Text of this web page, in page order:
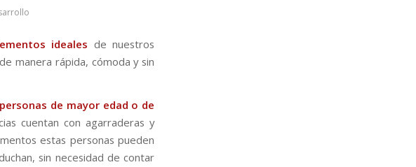
ideales de nuestros
manera rápida, cómoda y sin
personas de mayor edad o de
cuentan con agarraderas y
estas personas pueden
sin necesidad de contar